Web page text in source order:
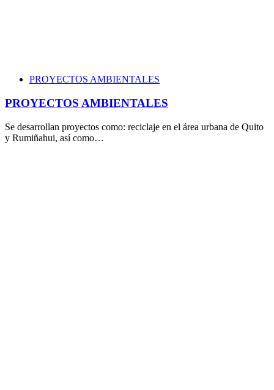
PROYECTOS AMBIENTALES
PROYECTOS AMBIENTALES
Se desarrollan proyectos como: reciclaje en el área urbana de Quito
y Rumiñahui, así como…